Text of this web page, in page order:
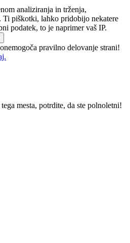
analiziranja in trženja,
Ti piškotki, lahko pridobijo nekatere
podatek, to je naprimer vaš IP.
pravilno delovanje strani!
mesta, potrdite, da ste polnoletni!